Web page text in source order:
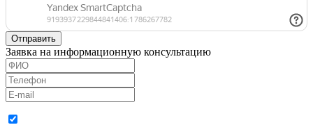
Отправить
Заявка на информационную консультацию